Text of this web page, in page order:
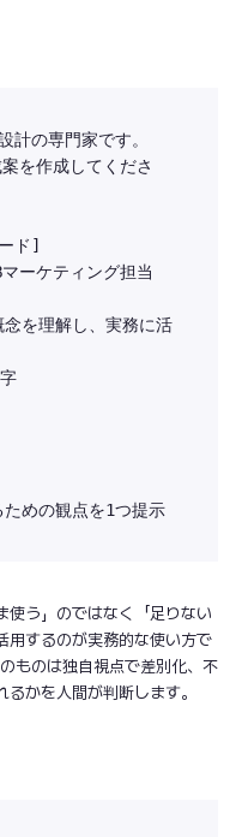
計の専門家です。
を作成してくださ
ド]
ーケティング担当
を理解し、実務に活
使う」のではなく「足りない
用するのが実務的な使い方で
ものは独自視点で差別化、不
かを人間が判断します。